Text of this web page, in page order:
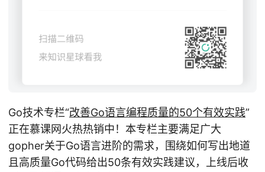
Go技术专栏“改善Go语⾔编程质量的50个有效实践”
正在慕课网火热热销中！本专栏主要满足广大
gopher关于Go语言进阶的需求，围绕如何写出地道
且高质量Go代码给出50条有效实践建议，上线后收